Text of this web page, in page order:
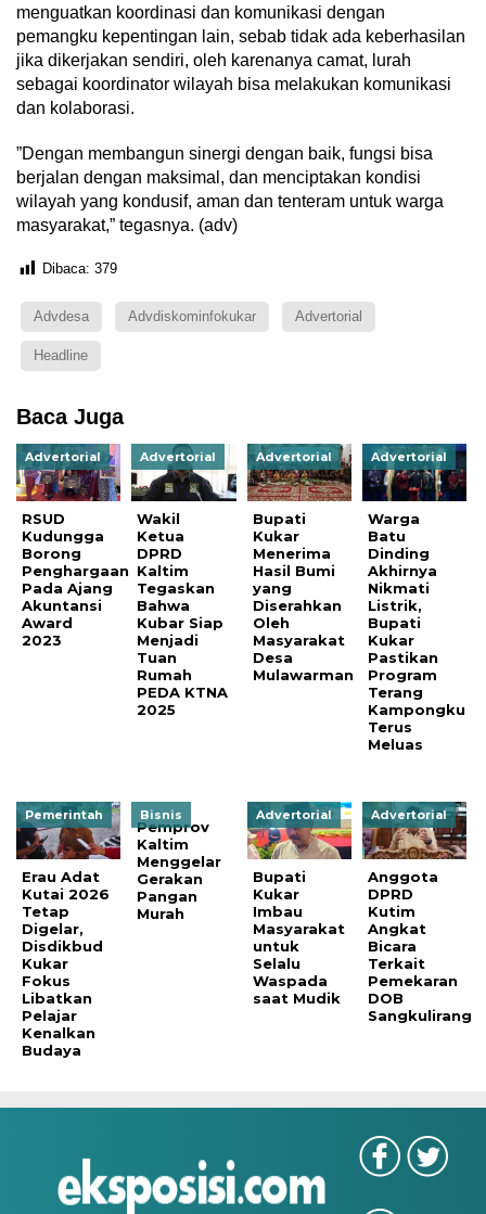
menguatkan koordinasi dan komunikasi dengan
pemangku kepentingan lain, sebab tidak ada keberhasilan
jika dikerjakan sendiri, oleh karenanya camat, lurah
sebagai koordinator wilayah bisa melakukan komunikasi
dan kolaborasi.
”Dengan membangun sinergi dengan baik, fungsi bisa
berjalan dengan maksimal, dan menciptakan kondisi
wilayah yang kondusif, aman dan tenteram untuk warga
masyarakat,” tegasnya. (adv)
Dibaca: 379
Advdesa Advdiskominfokukar Advertorial
Headline
Baca Juga
Advertorial
RSUD
Kudungga
Borong
Penghargaan
Pada Ajang
Akuntansi
Award
2023
Advertorial
Wakil
Ketua
DPRD
Kaltim
Tegaskan
Bahwa
Kubar Siap
Menjadi
Tuan
Rumah
PEDA KTNA
2025
Advertorial
Bupati
Kukar
Menerima
Hasil Bumi
yang
Diserahkan
Oleh
Masyarakat
Desa
Mulawarman
Advertorial
Warga
Batu
Dinding
Akhirnya
Nikmati
Listrik,
Bupati
Kukar
Pastikan
Program
Terang
Kampongku
Terus
Meluas
Pemerintah
Erau Adat
Kutai 2026
Tetap
Digelar,
Disdikbud
Kukar
Fokus
Libatkan
Pelajar
Kenalkan
Budaya
Bisnis
Pemprov
Kaltim
Menggelar
Gerakan
Pangan
Murah
Advertorial
Bupati
Kukar
Imbau
Masyarakat
untuk
Selalu
Waspada
saat Mudik
Advertorial
Anggota
DPRD
Kutim
Angkat
Bicara
Terkait
Pemekaran
DOB
Sangkulirang